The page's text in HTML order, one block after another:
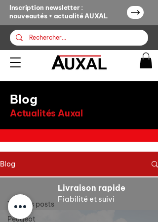
Inscription newsletter :
nouveautés + actualité AUXAL
Blog
Actualités Auxal
Blog
Tous les posts
Peugeot
Livraison rapide